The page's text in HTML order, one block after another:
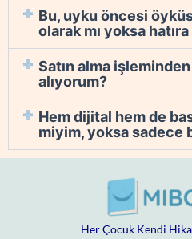
Eğer doğru
yüklemek
Hikaye konusu nasıl
Bu, uyku öncesi
olarak mı yoksa
Satın alma
Hem dijital hem de
miyim, yoksa sadece